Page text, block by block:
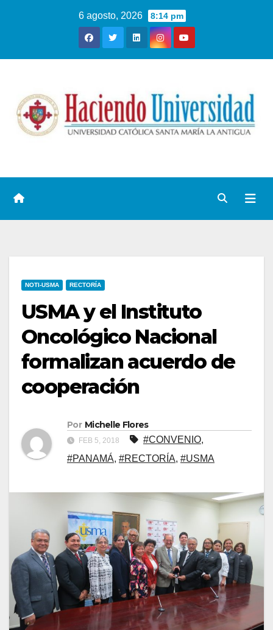
6 agosto, 2026 8:14 pm
NOTI-USMA RECTORÍA
USMA y el Instituto
Oncológico Nacional
formalizan acuerdo de
cooperación
Por Michelle Flores
FEB 5, 2018 #CONVENIO,
#PANAMÁ, #RECTORÍA, #USMA